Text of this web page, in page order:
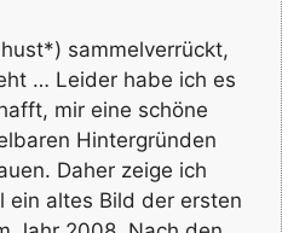
sammelverrückt,
… Leider habe ich es
mir eine schöne
Hintergründen
Daher zeige ich
ein altes Bild der ersten